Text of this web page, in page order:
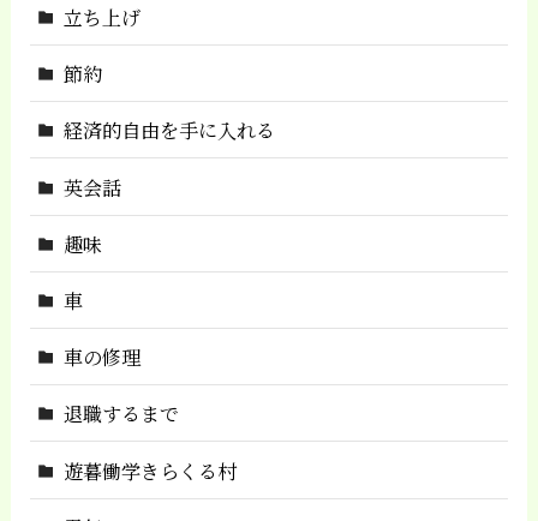
立ち上げ
節約
経済的自由を手に入れる
英会話
趣味
車
車の修理
退職するまで
遊暮働学きらくる村